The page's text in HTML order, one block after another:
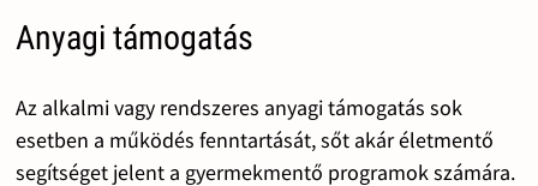
Anyagi támogatás
Az alkalmi vagy rendszeres anyagi támogatás sok
esetben a működés fenntartását, sőt akár életmentő
segítséget jelent a gyermekmentő programok számára.